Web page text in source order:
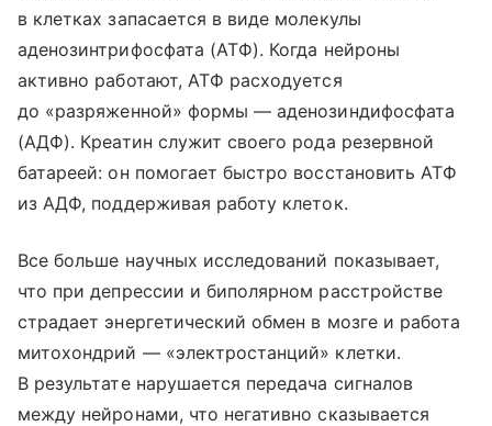
в клетках запасается в виде молекулы
аденозинтрифосфата (АТФ). Когда нейроны
активно работают, АТФ расходуется
до «разряженной» формы — аденозиндифосфата
(АДФ). Креатин служит своего рода резервной
батареей: он помогает быстро восстановить АТФ
из АДФ, поддерживая работу клеток.
Все больше научных исследований показывает,
что при депрессии и биполярном расстройстве
страдает энергетический обмен в мозге и работа
митохондрий — «электростанций» клетки.
В результате нарушается передача сигналов
между нейронами, что негативно сказывается